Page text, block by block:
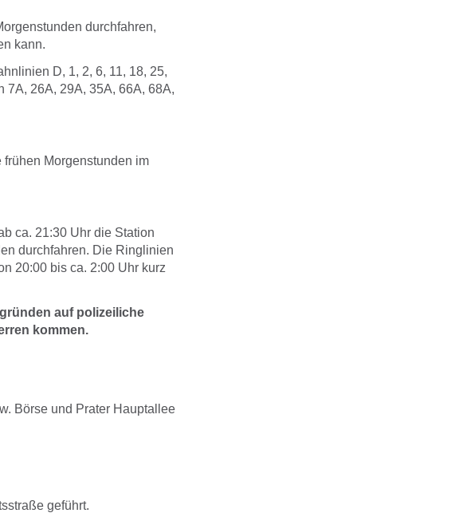
durchfahren,
kann.
D, 1, 2, 6, 11, 18, 25,
7A, 26A, 29A, 35A, 66A, 68A,
Morgenstunden im
ca. 21:30 Uhr die Station
durchfahren. Die Ringlinien
20:00 bis ca. 2:00 Uhr kurz
auf polizeiliche
kommen.
Börse und Prater Hauptallee
geführt.